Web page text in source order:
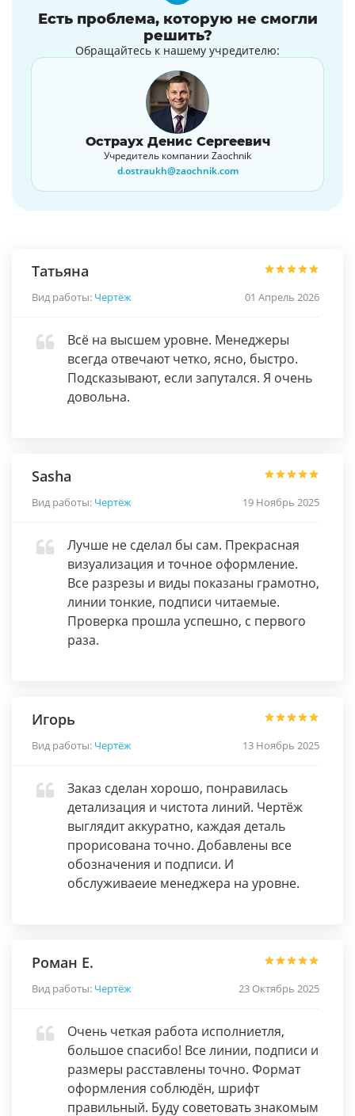
Есть проблема, которую не смогли
решить?
Обращайтесь к нашему учредителю:
Остраух Денис Сергеевич
Учредитель компании Zaochnik
d.ostraukh@zaochnik.com
Татьяна
Вид работы: Чертёж 01 Апрель 2026
Всё на высшем уровне. Менеджеры
всегда отвечают четко, ясно, быстро.
Подсказывают, если запутался. Я очень
довольна.
Sasha
Вид работы: Чертёж 19 Ноябрь 2025
Лучше не сделал бы сам. Прекрасная
визуализация и точное оформление.
Все разрезы и виды показаны грамотно,
линии тонкие, подписи читаемые.
Проверка прошла успешно, с первого
раза.
Игорь
Вид работы: Чертёж 13 Ноябрь 2025
Заказ сделан хорошо, понравилась
детализация и чистота линий. Чертёж
выглядит аккуратно, каждая деталь
прорисована точно. Добавлены все
обозначения и подписи. И
обслуживаеие менеджера на уровне.
Роман Е.
Вид работы: Чертёж 23 Октябрь 2025
Очень четкая работа исполниетля,
большое спасибо! Все линии, подписи и
размеры расставлены точно. Формат
оформления соблюдён, шрифт
правильный. Буду советовать знакомым